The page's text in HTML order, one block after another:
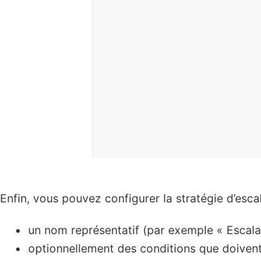
Enfin, vous pouvez configurer la stratégie
un nom représentatif (par exemple «
optionnellement des conditions que